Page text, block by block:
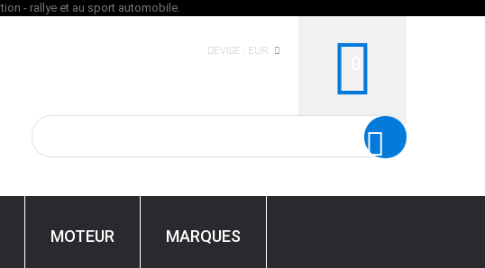
DEVISE : EUR
MOTEUR MARQUES